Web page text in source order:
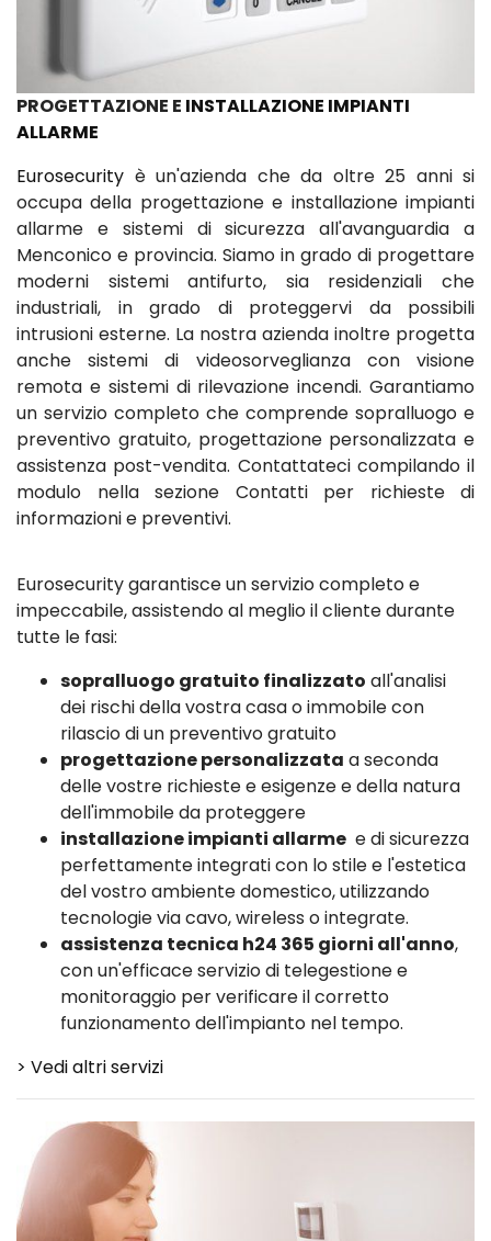
PROGETTAZIONE E INSTALLAZIONE IMPIANTI
ALLARME
Eurosecurity è un'azienda che da oltre 25 anni si
occupa della progettazione e installazione impianti
allarme e sistemi di sicurezza all'avanguardia a
Menconico e provincia. Siamo in grado di progettare
moderni sistemi antifurto, sia residenziali che
industriali, in grado di proteggervi da possibili
intrusioni esterne. La nostra azienda inoltre progetta
anche sistemi di videosorveglianza con visione
remota e sistemi di rilevazione incendi. Garantiamo
un servizio completo che comprende sopralluogo e
preventivo gratuito, progettazione personalizzata e
assistenza post-vendita. Contattateci compilando il
modulo nella sezione Contatti per richieste di
informazioni e preventivi.
Eurosecurity garantisce un servizio completo e
impeccabile, assistendo al meglio il cliente durante
tutte le fasi:
sopralluogo gratuito finalizzato all'analisi
dei rischi della vostra casa o immobile con
rilascio di un preventivo gratuito
progettazione personalizzata a seconda
delle vostre richieste e esigenze e della natura
dell'immobile da proteggere
installazione impianti allarme e di sicurezza
perfettamente integrati con lo stile e l'estetica
del vostro ambiente domestico, utilizzando
tecnologie via cavo, wireless o integrate.
assistenza tecnica h24 365 giorni all'anno,
con un'efficace servizio di telegestione e
monitoraggio per verificare il corretto
funzionamento dell'impianto nel tempo.
> Vedi altri servizi